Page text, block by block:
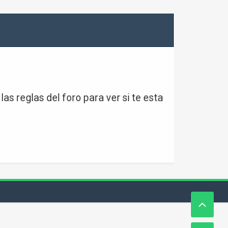
reglas del foro para ver si te esta